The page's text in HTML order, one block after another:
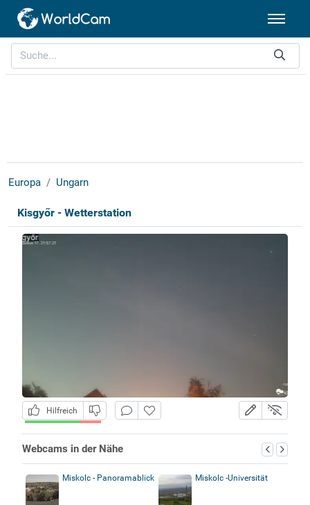
Europa Ungarn
Kisgyőr - Wetterstation
Hilfreich
Webcams in der Nähe
Miskolc - Panoramablick Miskolc -Universität